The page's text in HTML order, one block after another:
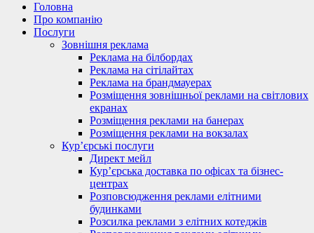
Головна
Про компанію
Послуги
Зовнішня реклама
Реклама на білбордах
Реклама на сітілайтах
Реклама на брандмауерах
Розміщення зовнішньої реклами на світлових
екранах
Розміщення реклами на банерах
Розміщення реклами на вокзалах
Кур’єрські послуги
Директ мейл
Кур’єрська доставка по офісах та бізнес-
центрах
Розповсюдження реклами елітними
будинками
Розсилка реклами з елітних котеджів